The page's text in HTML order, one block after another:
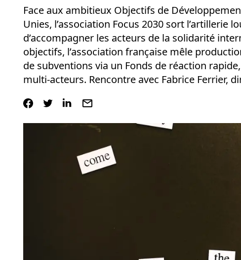
Face aux ambitieux Objectifs de
Unies, l’association Focus 2030 sort l’artillerie
d’accompagner les acteurs de la solidarité
objectifs, l’association française mêle
de subventions via un Fonds de réaction
multi-acteurs. Rencontre avec Fabrice Ferrier,